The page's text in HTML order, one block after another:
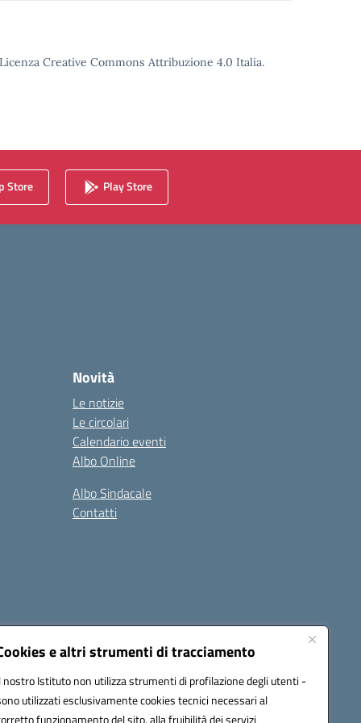
e altri strumenti di tracciamento
nostro Istituto non utilizza strumenti di profilazione degli utenti -
utilizzati esclusivamente cookies tecnici necessari al
funzionamento del sito, alla fruibilità dei servizi
Creative Commons Attribuzione 4.0 Italia.
Store Play Store
Novità
Le notizie
Le circolari
Calendario eventi
Albo Online
Albo Sindacale
Contatti
ctic8bl002@pec.istruzione.it